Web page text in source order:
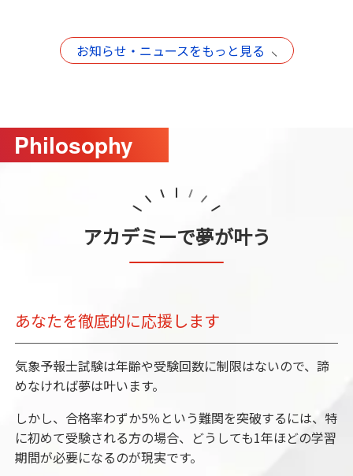
お知らせ・ニュースをもっと見る
Philosophy
アカデミーで夢が叶う
あなたを徹底的に応援します
気象予報士試験は年齢や受験回数に制限はないので、諦
めなければ夢は叶います。
しかし、合格率わずか5％という難関を突破するには、特
に初めて受験される方の場合、どうしても1年ほどの学習
期間が必要になるのが現実です。